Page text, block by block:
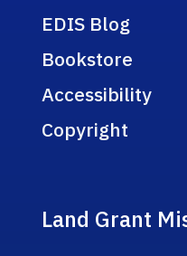
EDIS Blog
Bookstore
Accessibility
Copyright
Land Grant